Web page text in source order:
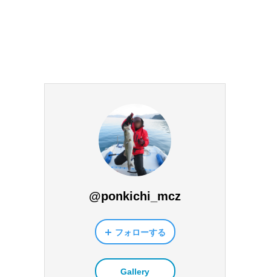
@ponkichi_mcz
フォローする
Gallery